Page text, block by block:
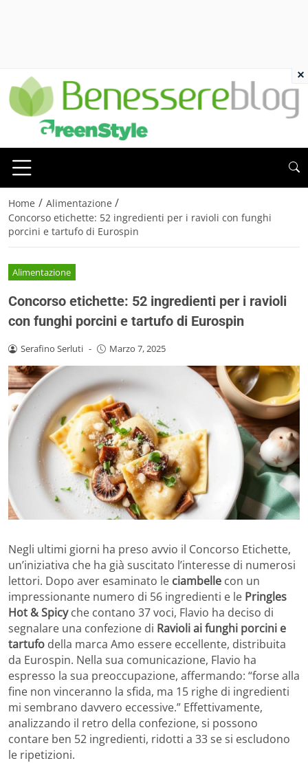
Home / Alimentazione /
Concorso etichette: 52 ingredienti per i ravioli con funghi
porcini e tartufo di Eurospin
Alimentazione
Concorso etichette: 52 ingredienti per i ravioli
con funghi porcini e tartufo di Eurospin
Serafino Serluti - Marzo 7, 2025
Negli ultimi giorni ha preso avvio il Concorso Etichette,
un’iniziativa che ha già suscitato l’interesse di numerosi
lettori. Dopo aver esaminato le ciambelle con un
impressionante numero di 56 ingredienti e le Pringles
Hot & Spicyche contano 37 voci, Flavio ha deciso di
segnalare una confezione di Ravioli ai funghi porcini e
tartufo della marca Amo essere eccellente, distribuita
da Eurospin. Nella sua comunicazione, Flavio ha
espresso la sua preoccupazione, affermando: “forse alla
fine non vinceranno la sfida, ma 15 righe di ingredienti
mi sembrano davvero eccessive.” Effettivamente,
analizzando il retro della confezione, si possono
contare ben 52 ingredienti, ridotti a 33 se si escludono
le ripetizioni.
×